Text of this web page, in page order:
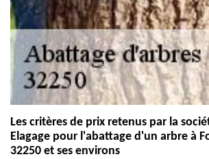
Les critères de prix retenus par la
Elagage pour l'abattage d'un arbre à
32250 et ses environs